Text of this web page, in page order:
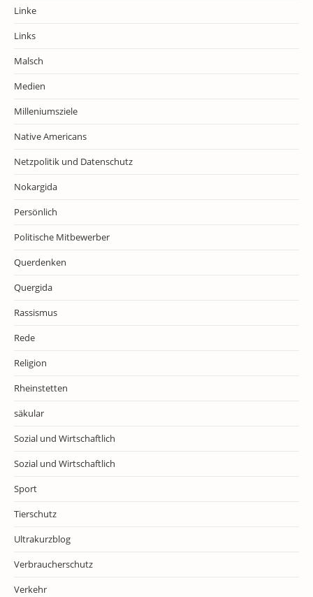
Linke
Links
Malsch
Medien
Milleniumsziele
Native Americans
Netzpolitik und Datenschutz
Nokargida
Persönlich
Politische Mitbewerber
Querdenken
Quergida
Rassismus
Rede
Religion
Rheinstetten
säkular
Sozial und Wirtschaftlich
Sozial und Wirtschaftlich
Sport
Tierschutz
Ultrakurzblog
Verbraucherschutz
Verkehr